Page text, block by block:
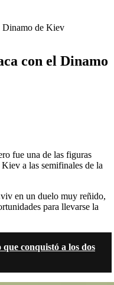
Dinamo de Kiev
con el Dinamo
fue una de las figuras
a las semifinales de la
en un duelo muy reñido,
para llevarse la
conquistó a los dos